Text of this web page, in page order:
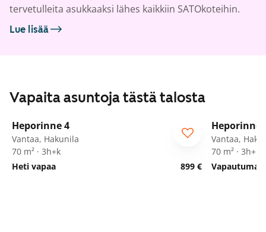
tervetulleita asukkaaksi lähes kaikkiin SATOkoteihin.
Lue lisää
Vapaita asuntoja tästä talosta
/22
Heporinne 4
Vantaa, Hakunila
70 m² · 3h+k
Heti vapaa
899 €
Heporinne
Vantaa,
70 m² · 3h+k